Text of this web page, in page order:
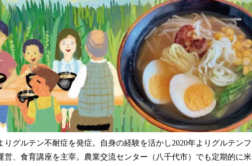
グルテン不耐症を発症。自身の経験を活かし2020年よりグルテンフ
営、食育講座を主宰。農業交流センター（八千代市）でも定期的に米